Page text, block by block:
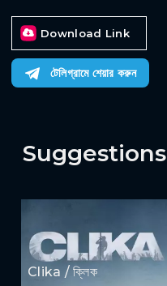
Download Link
টেলিগ্রামে শেয়ার করুন
Suggestions
Clika / ক্লিক